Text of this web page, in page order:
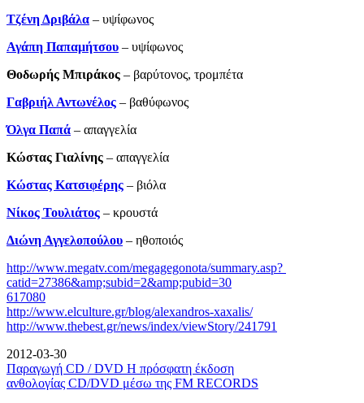
Τζένη Δριβάλα – υψίφωνος
Αγάπη Παπαμήτσου – υψίφωνος
Θοδωρής Μπιράκος – βαρύτονος, τρομπέτα
Γαβριήλ Αντωνέλος – βαθύφωνος
Όλγα Παπά – απαγγελία
Κώστας Γιαλίνης ­– απαγγελία
Κώστας Κατσιφέρης – βιόλα
Νίκος Τουλιάτος – κρουστά
Διώνη Αγγελοπούλου – ηθοποιός
http://www.megatv.com/megagegonota/summary.asp?
catid=27386&amp;subid=2&amp;pubid=30
617080
http://www.elculture.gr/blog/alexandros-xaxalis/
http://www.thebest.gr/news/index/viewStory/241791
2012-03-30
Παραγωγή CD / DVD Η πρόσφατη έκδοση
ανθολογίας CD/DVD μέσω της FM RECORDS